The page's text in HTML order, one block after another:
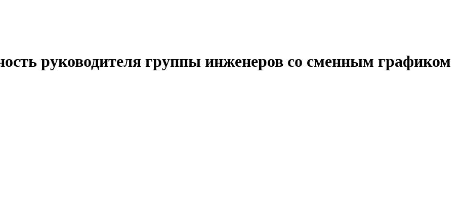
руководителя группы инженеров со сменным графиком